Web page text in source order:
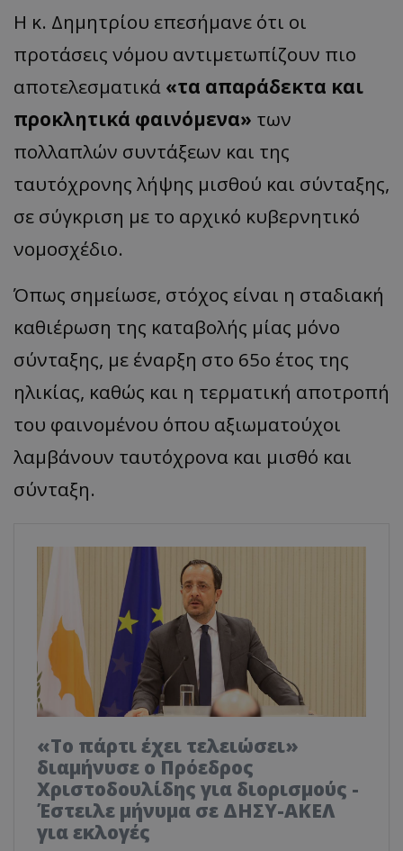
Η κ. Δημητρίου επεσήμανε ότι οι
προτάσεις νόμου αντιμετωπίζουν πιο
αποτελεσματικά «τα απαράδεκτα και
προκλητικά φαινόμενα» των
πολλαπλών συντάξεων και της
ταυτόχρονης λήψης μισθού και σύνταξης,
σε σύγκριση με το αρχικό κυβερνητικό
νομοσχέδιο.
Όπως σημείωσε, στόχος είναι η σταδιακή
καθιέρωση της καταβολής μίας μόνο
σύνταξης, με έναρξη στο 65ο έτος της
ηλικίας, καθώς και η τερματική αποτροπή
του φαινομένου όπου αξιωματούχοι
λαμβάνουν ταυτόχρονα και μισθό και
σύνταξη.
«Το πάρτι έχει τελειώσει»
διαμήνυσε ο Πρόεδρος
Χριστοδουλίδης για διορισμούς -
Έστειλε μήνυμα σε ΔΗΣΥ-ΑΚΕΛ
για εκλογές